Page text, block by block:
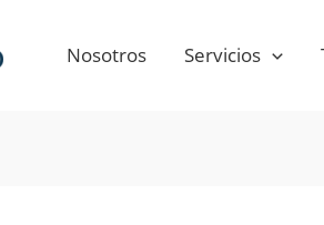
Nosotros Servicios